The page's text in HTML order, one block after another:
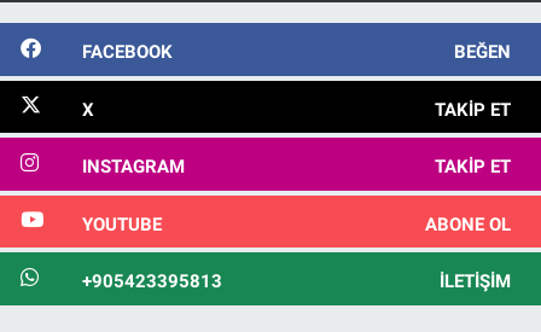
FACEBOOK BEĞEN
X TAKIP ET
INSTAGRAM TAKIP ET
YOUTUBE ABONE OL
+905423395813 İLETIŞIM